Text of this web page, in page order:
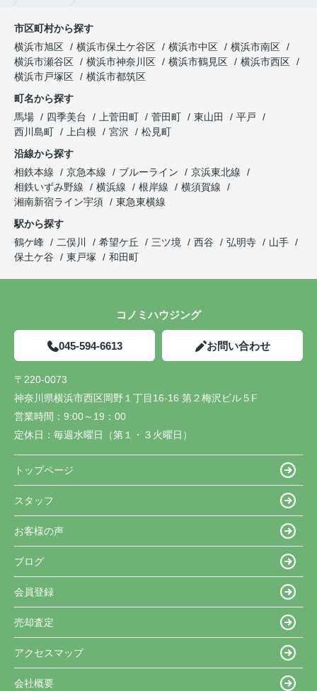
市区町村から探す
横浜市旭区
横浜市保土ケ谷区 横浜市中区
横浜市南区
横浜市瀬谷区
横浜市神奈川区 横浜市鶴見区
横浜市西区
横浜市戸塚区
横浜市都筑区
町名から探す
馬場
四季美台 上菅田町 菅田町 東山田
平戸
西川島町
上白根 宮沢
松見町
沿線から探す
相鉄本線
京急本線 ブルーライン
京浜東北線
相鉄いずみ野線
横浜線 根岸線
横須賀線
湘南新宿ライン宇須
東急東横線
駅から探す
鶴ケ峰
二俣川 希望ケ丘 三ツ境 西谷 弘明寺
山手
保土ケ谷
東戸塚 和田町
コノミハウジング
045-594-6613 お問い合わせ
〒220-0073
神奈川県横浜市西区岡野１丁目16-16 第２梅沢ビル５F
営業時間： 9:00～19：00
定休日： 毎週水曜日（第１・３火曜日）
トップページ
スタッフ
お客様の声
ブログ
会員登録
売却査定
アクセスマップ
会社概要